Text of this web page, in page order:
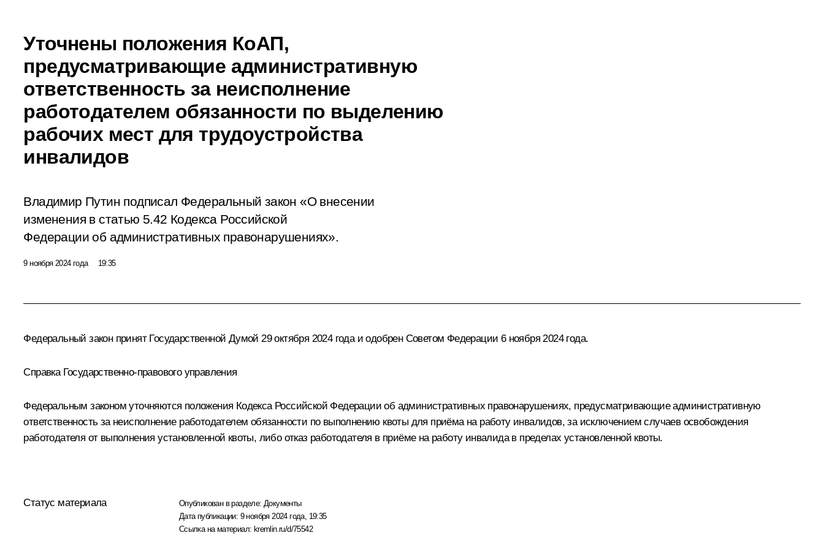
Уточнены положения КоАП,
предусматривающие административную
ответственность за неисполнение
работодателем обязанности по выделению
рабочих мест для трудоустройства
инвалидов
Владимир Путин подписал Федеральный закон «О внесении
изменения в статью 5.42 Кодекса Российской
Федерации об административных правонарушениях».
9 ноября 2024 года 19:35
Федеральный закон принят Государственной Думой 29 октября 2024 года и одобрен Советом Федерации 6 ноября 2024 года.
Справка Государственно-правового управления
Федеральным законом уточняются положения Кодекса Российской Федерации об административных правонарушениях, предусматривающие административную
ответственность за неисполнение работодателем обязанности по выполнению квоты для приёма на работу инвалидов, за исключением случаев освобождения
работодателя от выполнения установленной квоты, либо отказ работодателя в приёме на работу инвалида в пределах установленной квоты.
Статус материала Опубликован в разделе: Документы
Дата публикации: 9 ноября 2024 года, 19:35
Ссылка на материал: kremlin.ru/d/75542